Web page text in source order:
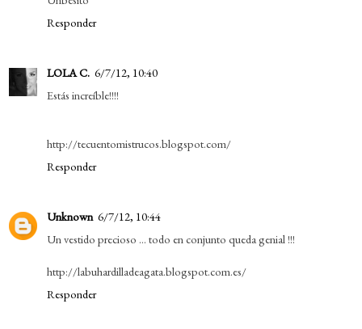
Responder
LOLA C. 6/7/12, 10:40
Estás increíble!!!!
http://tecuentomistrucos.blogspot.com/
Responder
Unknown 6/7/12, 10:44
Un vestido precioso ... todo en conjunto queda genial !!!
http://labuhardilladeagata.blogspot.com.es/
Responder